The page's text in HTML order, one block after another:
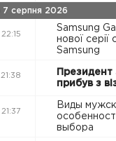
7 серпня 2026
22:15
Samsung
нової серії
Samsung
21:38
прибув з
21:37
Виды
выбора